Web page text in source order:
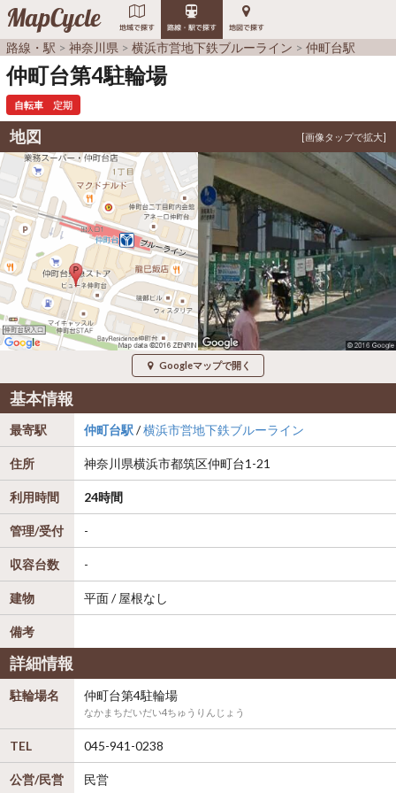
MapCycle 地域で探す 路線・駅で探す 地図で探す
路線・駅 神奈川県 横浜市営地下鉄ブルーライン 仲町台駅
仲町台第4駐輪場
自転車 定期
地図
Googleマップで開く
基本情報
最寄駅 仲町台駅 /横浜市営地下鉄ブルーライン
住所 神奈川県横浜市都筑区仲町台1-21
利用時間 24時間
管理/受付 -
収容台数 -
建物 平面 / 屋根なし
備考
詳細情報
駐輪場名 仲町台第4駐輪場
なかまちだいだい4ちゅうりんじょう
TEL 045-941-0238
公営/民営 民営